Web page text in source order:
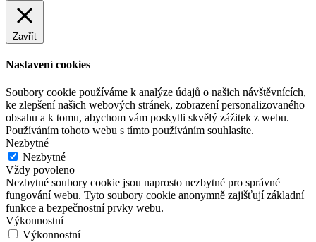
Zavřít
Nastavení cookies
Soubory cookie používáme k analýze údajů o našich návštěvnících,
ke zlepšení našich webových stránek, zobrazení personalizovaného
obsahu a k tomu, abychom vám poskytli skvělý zážitek z webu.
Používáním tohoto webu s tímto používáním souhlasíte.
Nezbytné
Nezbytné
Vždy povoleno
Nezbytné soubory cookie jsou naprosto nezbytné pro správné
fungování webu. Tyto soubory cookie anonymně zajišťují základní
funkce a bezpečnostní prvky webu.
Výkonnostní
Výkonnostní